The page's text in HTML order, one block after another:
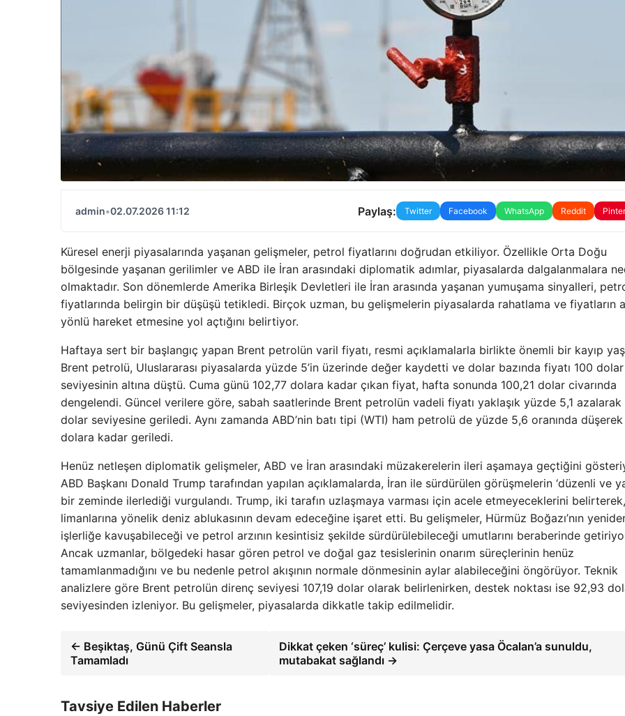
admin•02.07.2026 11:12 Paylaş: Twitter Facebook WhatsApp Reddit
Küresel enerji piyasalarında yaşanan gelişmeler, petrol fiyatlarını doğrudan etkiliyor. Özellikle Orta Doğu
bölgesinde yaşanan gerilimler ve ABD ile İran arasındaki diplomatik adımlar, piyasalarda dalgalanmalara
olmaktadır. Son dönemlerde Amerika Birleşik Devletleri ile İran arasında yaşanan yumuşama sinyalleri,
fiyatlarında belirgin bir düşüşü tetikledi. Birçok uzman, bu gelişmelerin piyasalarda rahatlama ve fiyatların
yönlü hareket etmesine yol açtığını belirtiyor.
Haftaya sert bir başlangıç yapan Brent petrolün varil fiyatı, resmi açıklamalarla birlikte önemli bir kayıp
Brent petrolü, Uluslararası piyasalarda yüzde 5’in üzerinde değer kaydetti ve dolar bazında fiyatı 100 dolar
seviyesinin altına düştü. Cuma günü 102,77 dolara kadar çıkan fiyat, hafta sonunda 100,21 dolar civarında
dengelendi. Güncel verilere göre, sabah saatlerinde Brent petrolün vadeli fiyatı yaklaşık yüzde 5,1 azalarak
dolar seviyesine geriledi. Aynı zamanda ABD’nin batı tipi (WTI) ham petrolü de yüzde 5,6 oranında düşerek
dolara kadar geriledi.
Henüz netleşen diplomatik gelişmeler, ABD ve İran arasındaki müzakerelerin ileri aşamaya geçtiğini
ABD Başkanı Donald Trump tarafından yapılan açıklamalarda, İran ile sürdürülen görüşmelerin ‘düzenli ve
bir zeminde ilerlediği vurgulandı. Trump, iki tarafın uzlaşmaya varması için acele etmeyeceklerini
limanlarına yönelik deniz ablukasının devam edeceğine işaret etti. Bu gelişmeler, Hürmüz Boğazı’nın
işlerliğe kavuşabileceği ve petrol arzının kesintisiz şekilde sürdürülebileceği umutlarını beraberinde
Ancak uzmanlar, bölgedeki hasar gören petrol ve doğal gaz tesislerinin onarım süreçlerinin henüz
tamamlanmadığını ve bu nedenle petrol akışının normale dönmesinin aylar alabileceğini öngörüyor. Teknik
analizlere göre Brent petrolün direnç seviyesi 107,19 dolar olarak belirlenirken, destek noktası ise 92,93
seviyesinden izleniyor. Bu gelişmeler, piyasalarda dikkatle takip edilmelidir.
← Beşiktaş, Günü Çift Seansla
Tamamladı
Dikkat çeken ‘süreç’ kulisi: Çerçeve yasa Öcalan’a sunuldu,
mutabakat sağlandı →
Tavsiye Edilen Haberler